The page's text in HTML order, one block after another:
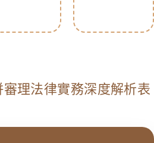
理法律實務深度解析表